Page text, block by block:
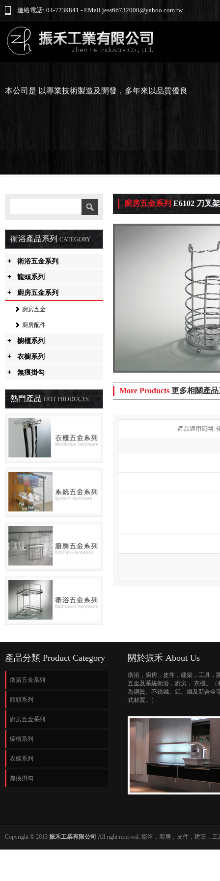
連絡電話: 04-7239841 - EMail jess66732000@yahoo.com.tw
本公司是 以專業技術製造及開發，多年來以品質優良
衛浴產品系列 CATEGORY
衛浴五金系列
+
龍頭系列
+
廚房五金系列
+
廚房五金
廚房配件
櫥櫃系列
+
衣櫥系列
+
無痕掛勾
+
熱門產品HOT PRODUCTS
廚房五金系列 E6102 刀叉
More Products 更多相關產
產品適用範圍:
產品分類 Product Category
衛浴五金系列
龍頭系列
廚房五金系列
櫥櫃系列
衣櫥系列
無痕掛勾
關於振禾 About Us
衛浴，廚房，皮件，建築，工具，
五金及系統衛浴，廚房， 衣櫃。（
為銅質、不銹鐵、鋁、鐵及新合金
式材質。）
Copyright © 2013 振禾工業有限公司 All right reserved. 衛浴，廚房，皮件，建築，